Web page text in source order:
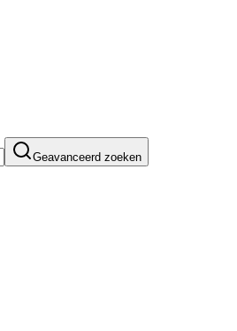
Geavanceerd zoeken